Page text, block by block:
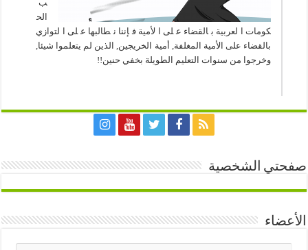
ب
الح
كومات العربية بالقضاء على الأمية فإننا نطالبها على التوازي
بالقضاء على الأمية المغلفة, أمية الخريجين, الذين لم يتعلموا شيئا,
وخرجوا من سنوات التعليم الطويلة بخفي حنين!!
صفحتي الشخصية
الأعضاء